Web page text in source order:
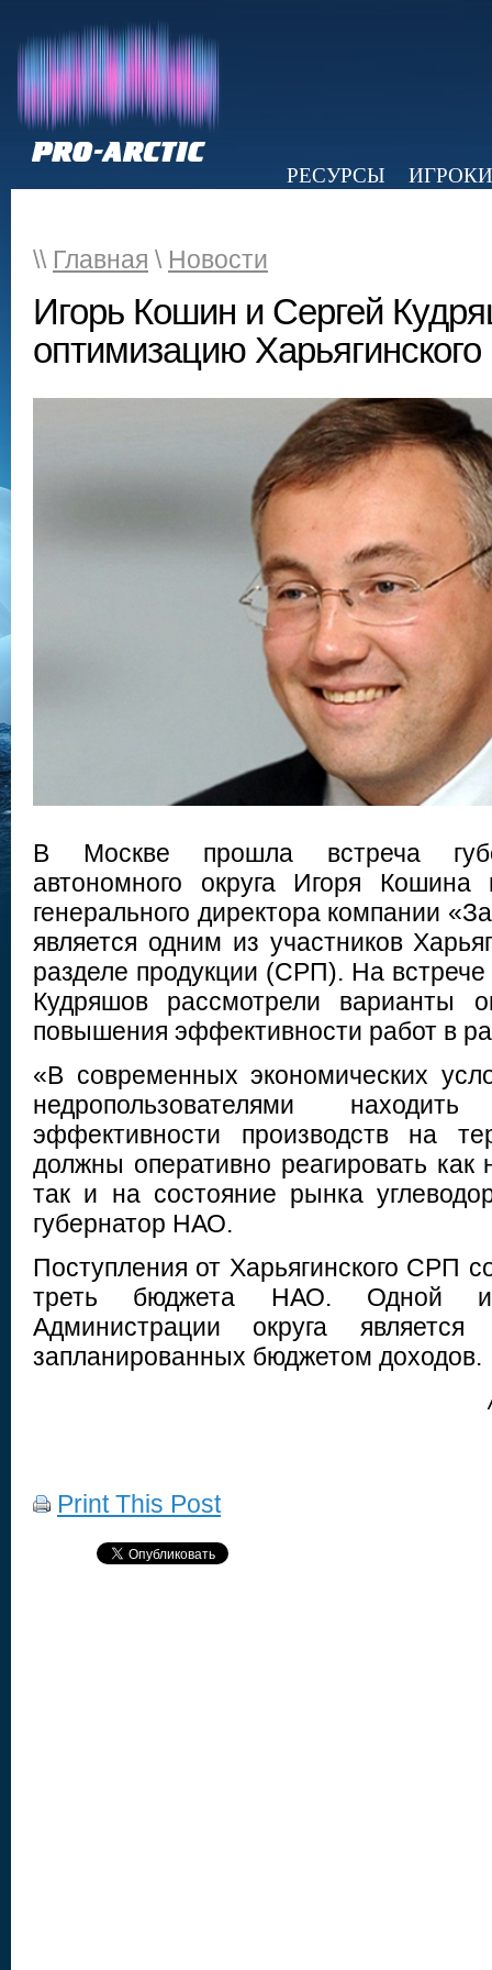
РЕСУРСЫ
ИГРОКИ
\\ Главная \ Новости
Игорь Кошин и Сергей
оптимизацию
В Москве прошла встреча
автономного округа Игоря
генерального директора компании
является одним из участников
разделе продукции (СРП). На
Кудряшов рассмотрели варианты
повышения эффективности работ в
«В современных экономических
недропользователями
эффективности производств на
должны оперативно реагировать
так и на состояние рынка
губернатор НАО.
Поступления от Харьягинского СРП
треть бюджета НАО. Одной
Администрации округа
запланированных бюджетом доходов.
Print This Post